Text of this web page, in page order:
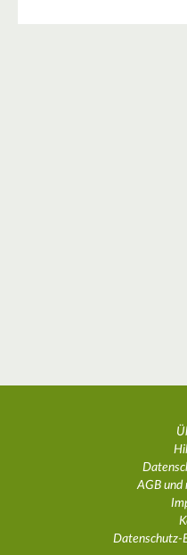
AGB und
Datenschutz-